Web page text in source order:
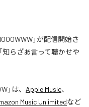
」が配信開始さ
知らざあ言って聴かせや
」は、 Apple Music、
Music Unlimitedなど